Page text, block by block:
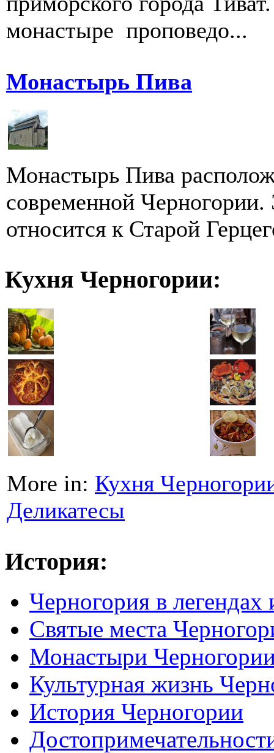
монастыре проповедо...
Монастырь Пива
Монастырь Пива
современной Черногории.
относится к Старой
Кухня Черногории:
More in: Кухня
Деликатесы
История:
Черногория в легендах
Святые места
Монастыри
Культурная жизнь
История Черногории